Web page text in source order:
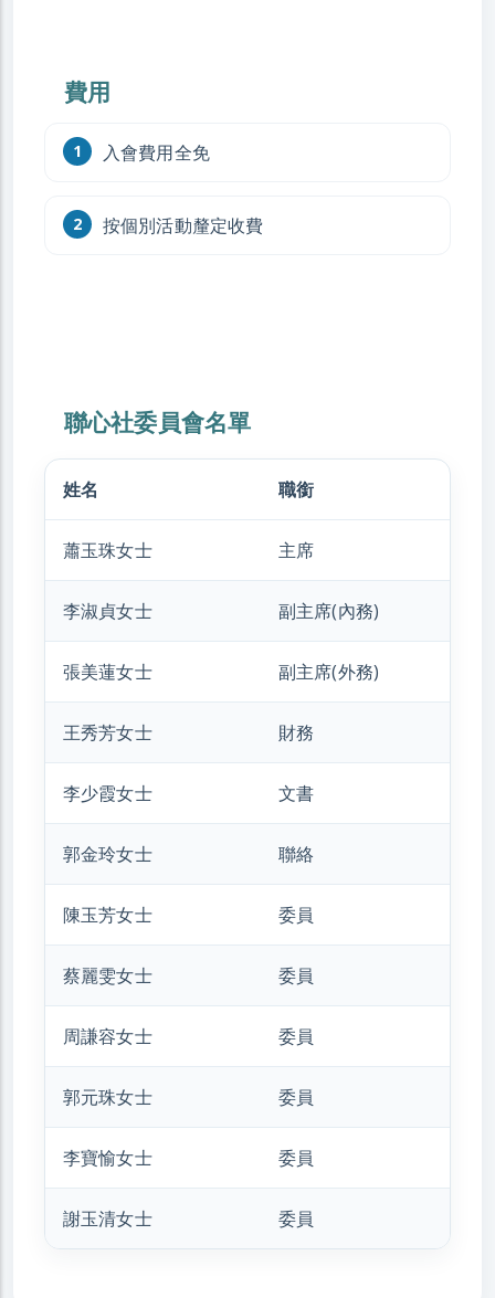
費用
入會費用全免
按個別活動釐定收費
聯心社委員會名單
姓名 職銜
蕭玉珠女士 主席
李淑貞女士 副主席(內務)
張美蓮女士 副主席(外務)
王秀芳女士 財務
李少霞女士 文書
郭金玲女士 聯絡
陳玉芳女士 委員
蔡麗雯女士 委員
周謙容女士 委員
郭元珠女士 委員
李寶愉女士 委員
謝玉清女士 委員